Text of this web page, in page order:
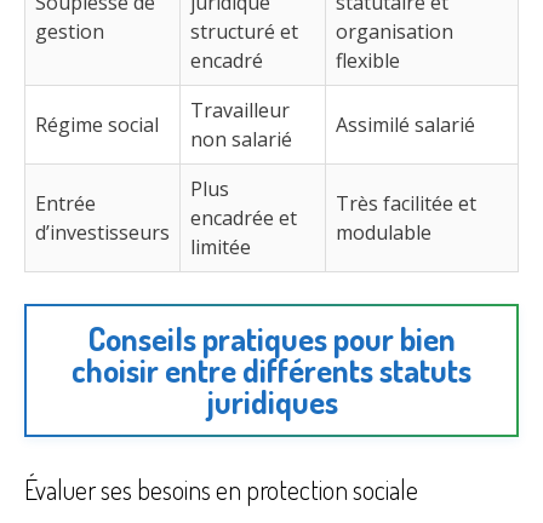
gestion
structuré et
encadré
organisation
flexible
Régime social
Travailleur
non salarié
Assimilé salarié
Entrée
d’investisseurs
Plus
encadrée et
limitée
Très facilitée et
modulable
Conseils pratiques pour bien
choisir entre différents statuts
juridiques
Évaluer ses besoins en protection sociale